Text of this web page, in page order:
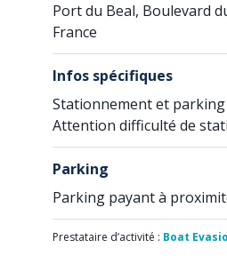
Port du Beal, Boulevard
France
Infos spécifiques
Stationnement et
Attention difficulté de
Parking
Parking payant à
Prestataire d’activité : Boat